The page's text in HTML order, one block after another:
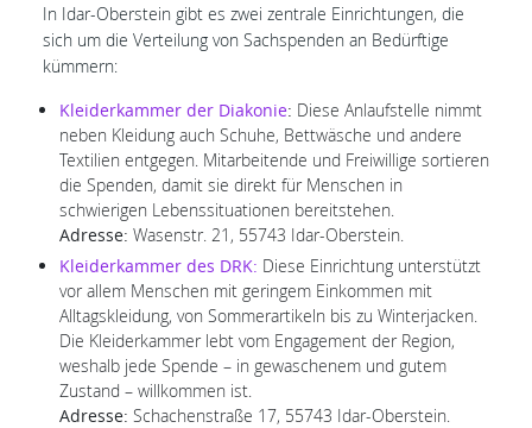
In Idar-Oberstein gibt es zwei zentrale Einrichtungen, die
sich um die Verteilung von Sachspenden an Bedürftige
kümmern:
Kleiderkammer der Diakonie: Diese Anlaufstelle nimmt
neben Kleidung auch Schuhe, Bettwäsche und andere
Textilien entgegen. Mitarbeitende und Freiwillige sortieren
die Spenden, damit sie direkt für Menschen in
schwierigen Lebenssituationen bereitstehen.
Adresse: Wasenstr. 21, 55743 Idar-Oberstein.
Kleiderkammer des DRK: Diese Einrichtung unterstützt
vor allem Menschen mit geringem Einkommen mit
Alltagskleidung, von Sommerartikeln bis zu Winterjacken.
Die Kleiderkammer lebt vom Engagement der Region,
weshalb jede Spende – in gewaschenem und gutem
Zustand – willkommen ist.
Adresse: Schachenstraße 17, 55743 Idar-Oberstein.